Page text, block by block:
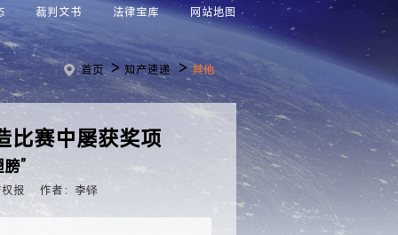
裁判文书 法律宝库 网站地图
首页 >知产速递 >其他
比赛中屡获奖项
”
报 作者：李铎